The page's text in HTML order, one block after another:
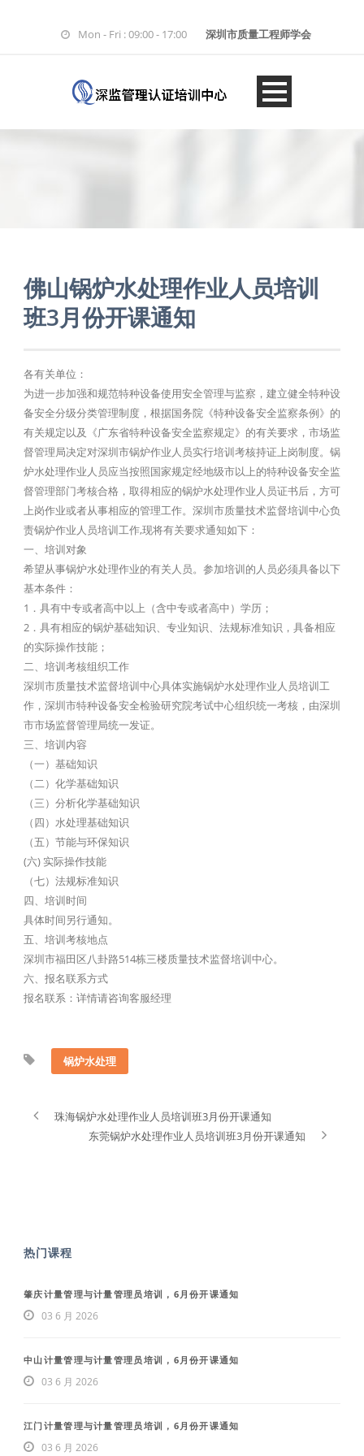
Mon - Fri : 09:00 - 17:00 深圳市质量工程师学会
佛山锅炉水处理作业人员培训
班3月份开课通知
各有关单位：
为进一步加强和规范特种设备使用安全管理与监察，建立健全特种设
备安全分级分类管理制度，根据国务院《特种设备安全监察条例》的
有关规定以及《广东省特种设备安全监察规定》的有关要求，市场监
督管理局决定对深圳市锅炉作业人员实行培训考核持证上岗制度。锅
炉水处理作业人员应当按照国家规定经地级市以上的特种设备安全监
督管理部门考核合格，取得相应的锅炉水处理作业人员证书后，方可
上岗作业或者从事相应的管理工作。深圳市质量技术监督培训中心负
责锅炉作业人员培训工作,现将有关要求通知如下：
一、培训对象
希望从事锅炉水处理作业的有关人员。参加培训的人员必须具备以下
基本条件：
1．具有中专或者高中以上（含中专或者高中）学历；
2．具有相应的锅炉基础知识、专业知识、法规标准知识，具备相应
的实际操作技能；
二、培训考核组织工作
深圳市质量技术监督培训中心具体实施锅炉水处理作业人员培训工
作，深圳市特种设备安全检验研究院考试中心组织统一考核，由深圳
市市场监督管理局统一发证。
三、培训内容
（一）基础知识
（二）化学基础知识
（三）分析化学基础知识
（四）水处理基础知识
（五）节能与环保知识
(六) 实际操作技能
（七）法规标准知识
四、培训时间
具体时间另行通知。
五、培训考核地点
深圳市福田区八卦路514栋三楼质量技术监督培训中心。
六、报名联系方式
报名联系：详情请咨询客服经理
锅炉水处理
珠海锅炉水处理作业人员培训班3月份开课通知
东莞锅炉水处理作业人员培训班3月份开课通知
热门课程
肇庆计量管理与计量管理员培训，6月份开课通知
03 6 月 2026
中山计量管理与计量管理员培训，6月份开课通知
03 6 月 2026
江门计量管理与计量管理员培训，6月份开课通知
03 6 月 2026